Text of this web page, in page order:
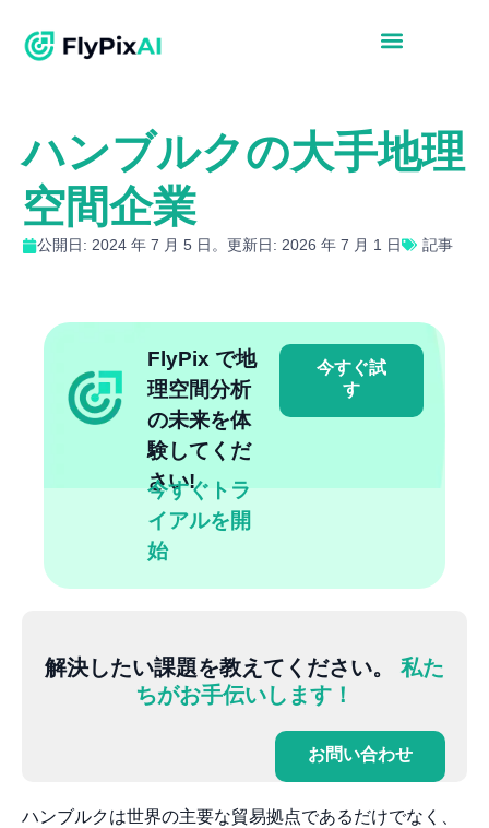
ハンブルクの大手地理
空間企業
公開日: 2024 年 7 月 5 日。更新日: 2026 年 7 月 1 日 記事
FlyPix で地
理空間分析
の未来を体
験してくだ
さい!
今すぐトラ
イアルを開
始
今すぐ試
す
解決したい課題を教えてください。 私た
ちがお手伝いします！
お問い合わせ
ハンブルクは世界の主要な貿易拠点であるだけでなく、